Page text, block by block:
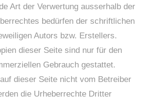
Art der Verwertung ausserhalb der
bedürfen der schriftlichen
Autors bzw. Erstellers.
dieser Seite sind nur für den
Gebrauch gestattet.
dieser Seite nicht vom Betreiber
die Urheberrechte Dritter